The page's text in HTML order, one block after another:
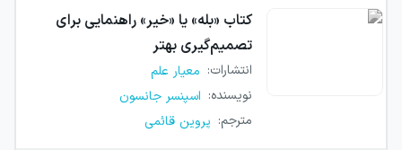
کتاب «بله» یا «خیر» راهنمایی برای
تصمیم‌گیری بهتر
انتشارات: معیار علم
نویسنده: اسپنسر جانسون
مترجم: پروین قائمی